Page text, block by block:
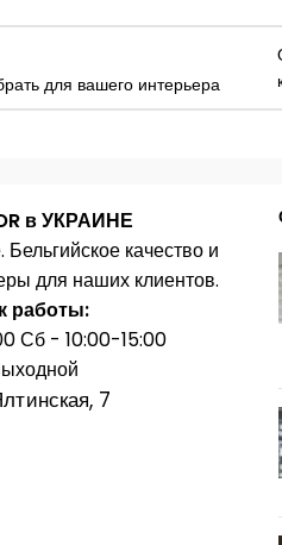
для вашего интерьера
в УКРАИНЕ
качество и
для наших клиентов.
работы:
Сб - 10:00-15:00
7